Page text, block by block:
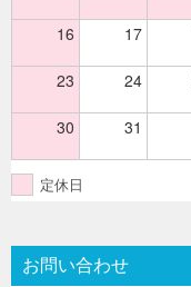
16 17
23 24
30 31
定休日
お問い合わせ